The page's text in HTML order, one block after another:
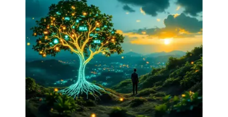
이벤트 & 세미나
블로그
자료실
기술지원